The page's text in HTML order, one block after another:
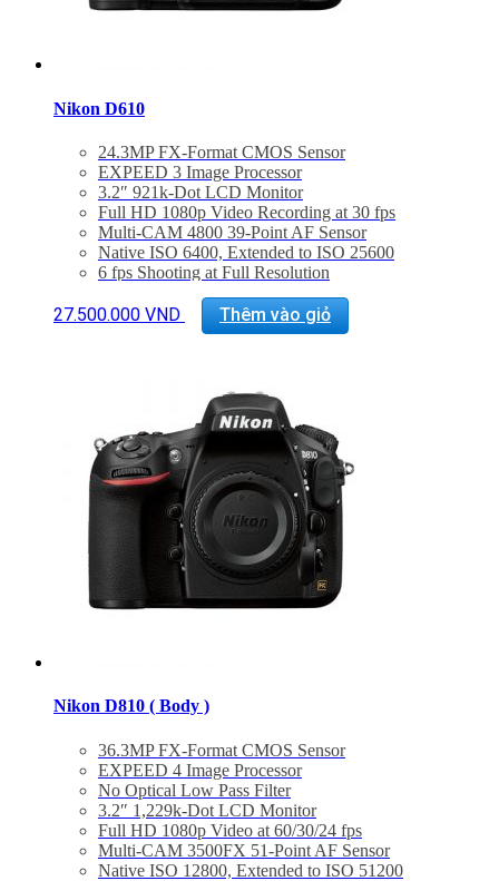
Nikon D610
24.3MP FX-Format CMOS Sensor
EXPEED 3 Image Processor
3.2″ 921k-Dot LCD Monitor
Full HD 1080p Video Recording at 30 fps
Multi-CAM 4800 39-Point AF Sensor
Native ISO 6400, Extended to ISO 25600
6 fps Shooting at Full Resolution
Supports WU-1b Wireless Mobile Adapter
Bảo hành 24 tháng
27.500.000 VND Thêm vào giỏ
Nikon D810 ( Body )
36.3MP FX-Format CMOS Sensor
EXPEED 4 Image Processor
No Optical Low Pass Filter
3.2″ 1,229k-Dot LCD Monitor
Full HD 1080p Video at 60/30/24 fps
Multi-CAM 3500FX 51-Point AF Sensor
Native ISO 12800, Extended to ISO 51200